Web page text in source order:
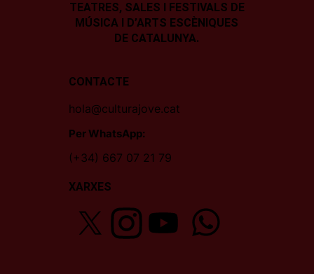
TEATRES, SALES I
FESTIVALS DE
MÚSICA I D’ARTS ESCÈNIQUES
DE CATALUNYA.
CONTACTE
hola@culturajove.cat
Per WhatsApp:
(+34) 667 07 21 79
XARXES